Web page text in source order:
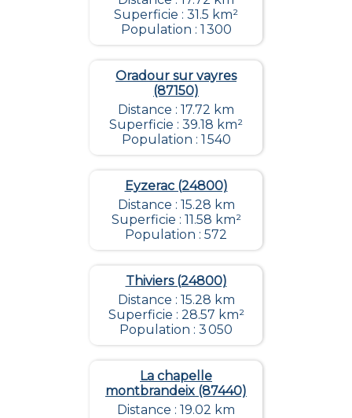
Superficie : 31.5 km²
Population : 1 300
Oradour sur vayres
(87150)
Distance : 17.72 km
Superficie : 39.18 km²
Population : 1 540
Eyzerac (24800)
Distance : 15.28 km
Superficie : 11.58 km²
Population : 572
Thiviers (24800)
Distance : 15.28 km
Superficie : 28.57 km²
Population : 3 050
La chapelle
montbrandeix (87440)
Distance : 19.02 km